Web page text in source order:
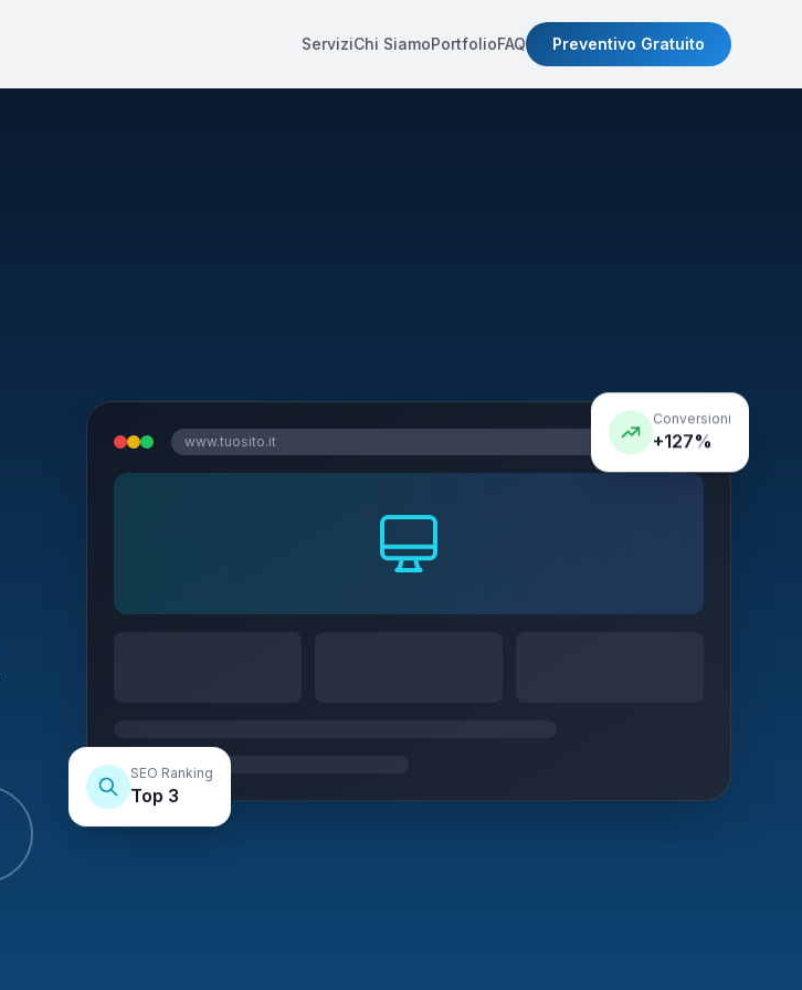
ServiziChi SiamoPortfolioFAQ Preventivo Gratuito
www.tuosito.it
Conversioni
+127%
SEO Ranking
Top 3